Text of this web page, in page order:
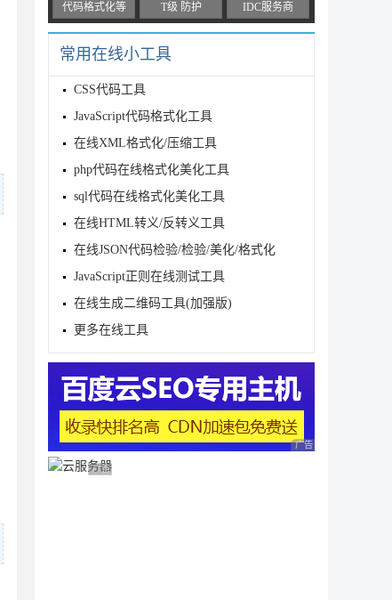
代码格式化等 T级 防护 IDC服务商
常用在线小工具
CSS代码工具
JavaScript代码格式化工具
在线XML格式化/压缩工具
php代码在线格式化美化工具
sql代码在线格式化美化工具
在线HTML转义/反转义工具
在线JSON代码检验/检验/美化/格式化
JavaScript正则在线测试工具
在线生成二维码工具(加强版)
更多在线工具
广告 商业广告，理性
广告 商业广告，理性选择